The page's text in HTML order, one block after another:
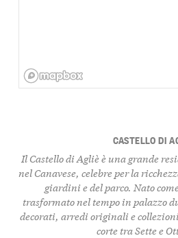
CASTELLO DI
Il Castello di Agliè è una grande
nel Canavese, celebre per la
giardini e del parco. Nato
trasformato nel tempo in palazzo
decorati, arredi originali e
corte tra Sette e